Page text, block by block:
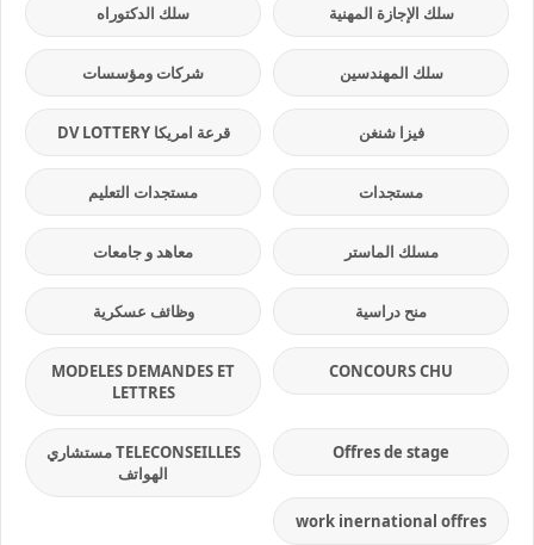
سلك الإجازة المهنية سلك الدكتوراه
سلك المهندسين شركات ومؤسسات
فيزا شنغن قرعة امريكا DV LOTTERY
مستجدات مستجدات التعليم
مسلك الماستر معاهد و جامعات
منح دراسية وظائف عسكرية
CONCOURS CHU
MODELES DEMANDES ET
LETTRES
Offres de stage
TELECONSEILLES مستشاري
الهواتف
work inernational offres